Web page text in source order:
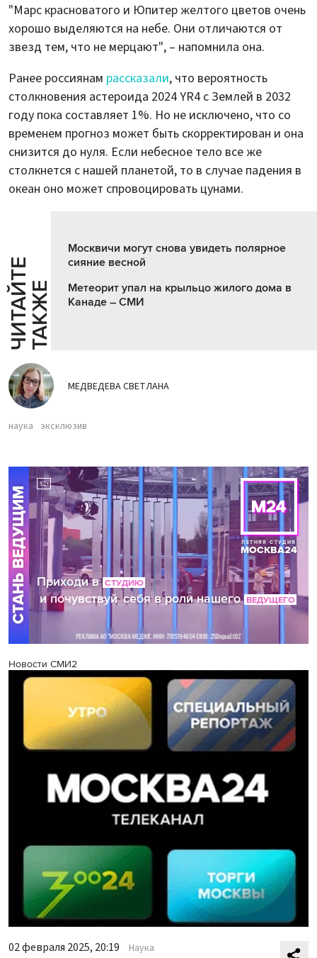
"Марс красноватого и Юпитер желтого цветов очень
хорошо выделяются на небе. Они отличаются от
звезд тем, что не мерцают", – напомнила она.
Ранее россиянам рассказали, что вероятность
столкновения астероида 2024 YR4 с Землей в 2032
году пока составляет 1%. Но не исключено, что со
временем прогноз может быть скорректирован и она
снизится до нуля. Если небесное тело все же
столкнется с нашей планетой, то в случае падения в
океан оно может спровоцировать цунами.
Ч
И
Т
АЙ
Т
Е
Т
А
К
ЖЕ
Москвичи могут снова увидеть полярное
сияние весной
Метеорит упал на крыльцо жилого дома в
Канаде – СМИ
МЕДВЕДЕВА СВЕТЛАНА
наука эксклюзив
Новости СМИ2
02 февраля 2025, 20:19 Наука